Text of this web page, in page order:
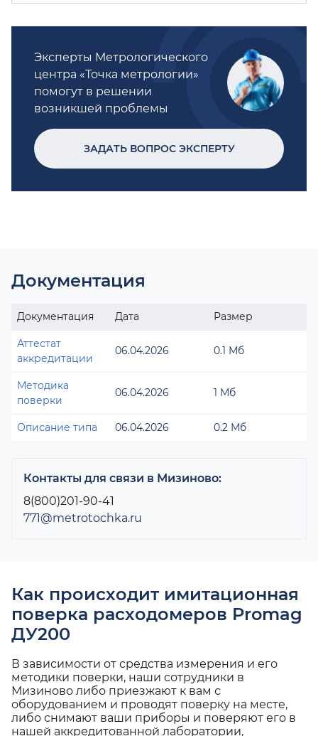
Эксперты Метрологического
центра «Точка метрологии»
помогут в решении
возникшей проблемы
ЗАДАТЬ ВОПРОС ЭКСПЕРТУ
Документация
Документация Дата Размер
Аттестат
аккредитации
06.04.2026 0.1 Мб
Методика
поверки
06.04.2026 1 Мб
Описание типа 06.04.2026 0.2 Мб
Контакты для связи в Мизиново:
8(800)201-90-41
771@metrotochka.ru
Как происходит имитационная
поверка расходомеров Promag
ДУ200
В зависимости от средства измерения и его
методики поверки, наши сотрудники в
Мизиново либо приезжают к вам с
оборудованием и проводят поверку на месте,
либо снимают ваши приборы и поверяют его в
нашей аккредитованной лаборатории,